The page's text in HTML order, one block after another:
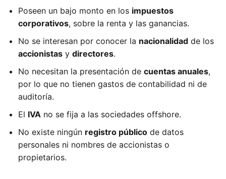
Poseen un bajo monto en los impuestos
corporativos, sobre la renta y las ganancias.
No se interesan por conocer la nacionalidad de los
accionistas y directores.
No necesitan la presentación de cuentas anuales,
por lo que no tienen gastos de contabilidad ni de
auditoría.
El IVA no se fija a las sociedades offshore.
No existe ningún registro público de datos
personales ni nombres de accionistas o
propietarios.